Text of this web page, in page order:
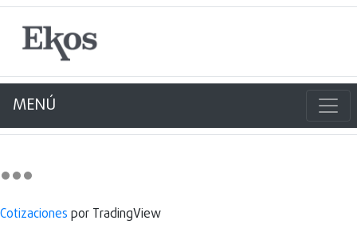
MENÚ
Cotizaciones por TradingView